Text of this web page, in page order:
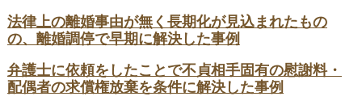
法律上の離婚事由が無く長期化が見込まれたもの
の、離婚調停で早期に解決した事例
弁護士に依頼をしたことで不貞相手固有の慰謝料・
配偶者の求償権放棄を条件に解決した事例